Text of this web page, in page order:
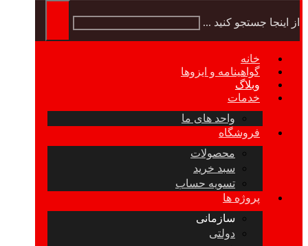
از اینجا جستجو کنید ...
خانه
گواهینامه و ایزوها
وبلاگ
خدمات
واحد های ما
فروشگاه
محصولات
سبد خرید
تسویه حساب
پروژه ها
سازمانی
دولتی